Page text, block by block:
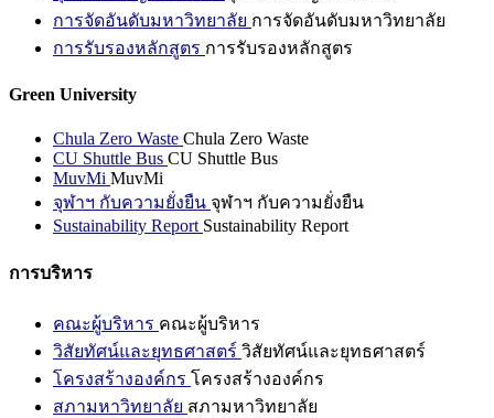
การจัดอันดับมหาวิทยาลัย การจัดอันดับมหาวิทยาลัย
การรับรองหลักสูตร การรับรองหลักสูตร
Green University
Chula Zero Waste Chula Zero Waste
CU Shuttle Bus CU Shuttle Bus
MuvMi MuvMi
จุฬาฯ กับความยั่งยืน จุฬาฯ กับความยั่งยืน
Sustainability Report Sustainability Report
การบริหาร
คณะผู้บริหาร คณะผู้บริหาร
วิสัยทัศน์และยุทธศาสตร์ วิสัยทัศน์และยุทธศาสตร์
โครงสร้างองค์กร โครงสร้างองค์กร
สภามหาวิทยาลัย สภามหาวิทยาลัย